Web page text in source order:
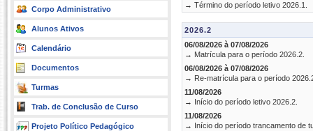
Corpo Administrativo
Alunos Ativos
Calendário
Documentos
Turmas
Trab. de Conclusão de Curso
Projeto Político Pedagógico
→ Término do período letivo 2026.1.
2026.2
06/08/2026 à 07/08/2026
→ Matrícula para o período 2026.2.
06/08/2026 à 07/08/2026
→ Re-matrícula para o período
11/08/2026
→ Início do período letivo 2026.2.
11/08/2026
→ Início do período trancamento de